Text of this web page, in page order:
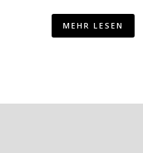
MEHR LESEN